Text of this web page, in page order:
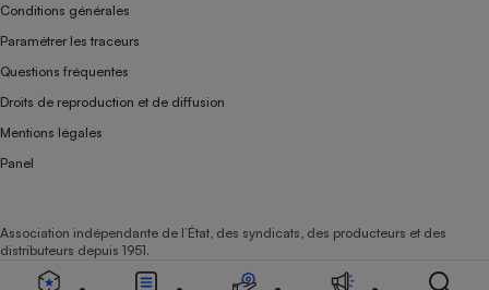
Conditions générales
Paramétrer les traceurs
Questions fréquentes
Droits de reproduction et de diffusion
Mentions légales
Panel
Association indépendante de l’État, des syndicats, des producteurs et des
distributeurs depuis 1951.